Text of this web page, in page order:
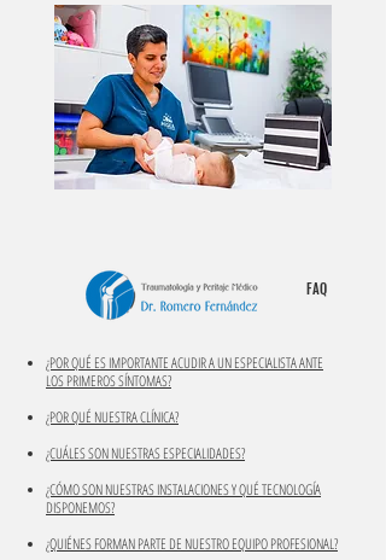
FAQ
¿POR QUÉ ES IMPORTANTE ACUDIR A UN ESPECIALISTA ANTE
LOS PRIMEROS SÍNTOMAS?
¿POR QUÉ NUESTRA CLÍNICA?
¿CUÁLES SON NUESTRAS ESPECIALIDADES?
¿CÓMO SON NUESTRAS INSTALACIONES Y QUÉ TECNOLOGÍA
DISPONEMOS?
¿QUIÉNES FORMAN PARTE DE NUESTRO EQUIPO PROFESIONAL?